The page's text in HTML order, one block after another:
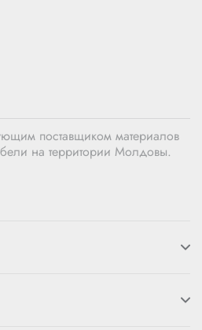
поставщиком материалов
на территории Молдовы.